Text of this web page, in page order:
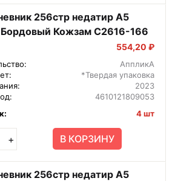
256стр недатир А5
Бордовый Кожзам С2616-166
554,20 ₽
АппликА
*Твердая упаковка
2023
4610121809053
4 шт
+ В КОРЗИНУ
256стр недатир А5